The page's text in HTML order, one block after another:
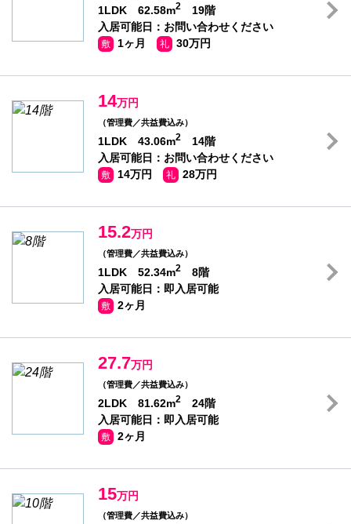
1LDK 62.58m2
19階
入居可能日：お問い合わせください
敷 1ヶ月 礼 30万円
14万円
（管理費／共益費込み）
1LDK 43.06m2
14階
入居可能日：お問い合わせください
敷 14万円 礼 28万円
15.2万円
（管理費／共益費込み）
1LDK 52.34m2
8階
入居可能日：即入居可能
敷 2ヶ月
27.7万円
（管理費／共益費込み）
2LDK 81.62m2
24階
入居可能日：即入居可能
敷 2ヶ月
15万円
（管理費／共益費込み）